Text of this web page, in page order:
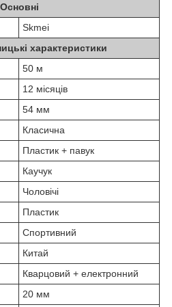
Основні
Skmei
характеристики
50 м
12 місяців
54 мм
Класична
Пластик + павук
Каучук
Чоловічі
Пластик
Спортивний
Китай
Кварцовий + електронний
20 мм